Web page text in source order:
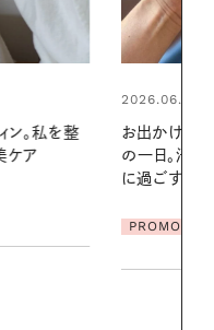
変わる、夏
きげん」
2026.07.24
夏の髪と心
る【大人気の
1本で汗ばむ